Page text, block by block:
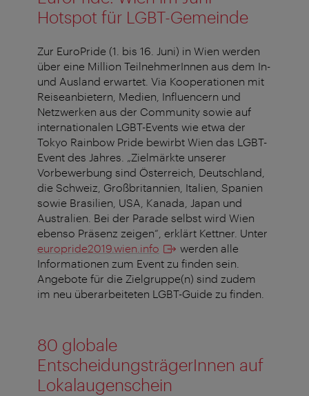
Hotspot für LGBT-Gemeinde
Zur EuroPride (1. bis 16. Juni) in Wien werden
über eine Million TeilnehmerInnen aus dem In-
und Ausland erwartet. Via Kooperationen mit
Reiseanbietern, Medien, Influencern und
Netzwerken aus der Community sowie auf
internationalen LGBT-Events wie etwa der
Tokyo Rainbow Pride bewirbt Wien das LGBT-
Event des Jahres. „Zielmärkte unserer
Vorbewerbung sind Österreich, Deutschland,
die Schweiz, Großbritannien, Italien, Spanien
sowie Brasilien, USA, Kanada, Japan und
Australien. Bei der Parade selbst wird Wien
ebenso Präsenz zeigen“, erklärt Kettner. Unter
europride2019.wien.info
werden alle
Informationen zum Event zu finden sein.
Angebote für die Zielgruppe(n) sind zudem
im neu überarbeiteten LGBT-Guide zu finden.
80 globale
EntscheidungsträgerInnen auf
Lokalaugenschein